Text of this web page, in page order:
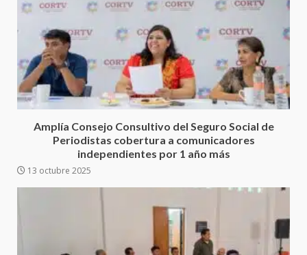
Amplía Consejo Consultivo del Seguro Social de
Periodistas cobertura a comunicadores
independientes por 1 año más
13 octubre 2025
Secretaría de Gobierno refuerza
Juan Mazatlán
20 julio 2026
Sanciona Municipio de Oaxaca
animal tras denuncia ciudadana